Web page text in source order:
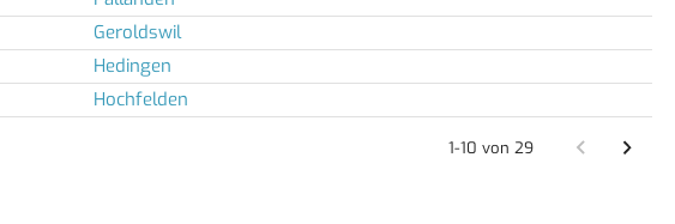
Geroldswil
Hedingen
Hochfelden
1-10 von 29